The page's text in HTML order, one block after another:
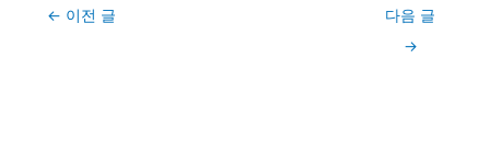
Post← 이전 글
다음 글
→